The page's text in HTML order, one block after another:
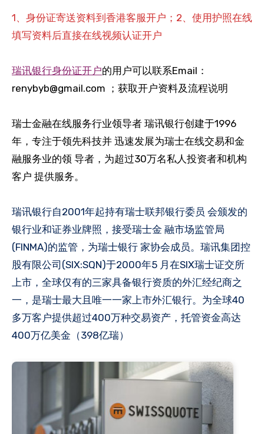
1、身份证寄送资料到香港客服开户；2、使用护照在线
填写资料后直接在线视频认证开户
瑞讯银行身份证开户的用户可以联系Email：
renybyb@gmail.com ；获取开户资料及流程说明
瑞士金融在线服务行业领导者 瑞讯银行创建于1996
年，专注于领先科技并 迅速发展为瑞士在线交易和金
融服务业的领 导者，为超过30万名私人投资者和机构
客户 提供服务。
瑞讯银行自2001年起持有瑞士联邦银行委员 会颁发的
银行业和证券业牌照，接受瑞士金 融市场监管局
(FINMA)的监管，为瑞士银行 家协会成员。瑞讯集团控
股有限公司(SIX:SQN)于2000年5 月在SIX瑞士证交所
上市，全球仅有的三家具备银行资质的外汇经纪商之
一，是瑞士最大且唯一一家上市外汇银行。为全球40
多万客户提供超过400万种交易资产，托管资金高达
400万亿美金（398亿瑞）